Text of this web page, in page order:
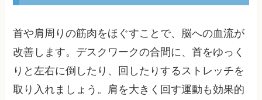
首や肩周りの筋肉をほぐすことで、脳への血流が
改善します。デスクワークの合間に、首をゆっく
りと左右に倒したり、回したりするストレッチを
取り入れましょう。肩を大きく回す運動も効果的